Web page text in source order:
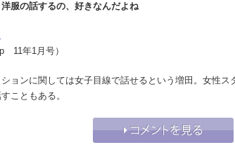
服の話するの、好きなんだよね
11年1月号）
ョンに関しては女子目線で話せるという増田。女性ス
こともある。